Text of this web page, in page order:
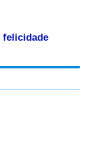
felicidade